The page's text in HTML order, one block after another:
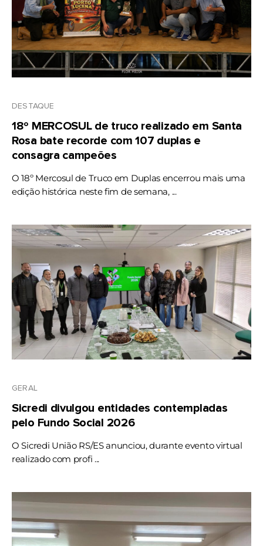
DESTAQUE
18º MERCOSUL de truco realizado em Santa
Rosa bate recorde com 107 duplas e
consagra campeões
O 18º Mercosul de Truco em Duplas encerrou mais uma
edição histórica neste fim de semana, ...
GERAL
Sicredi divulgou entidades contempladas
pelo Fundo Social 2026
O Sicredi União RS/ES anunciou, durante evento virtual
realizado com profi ...